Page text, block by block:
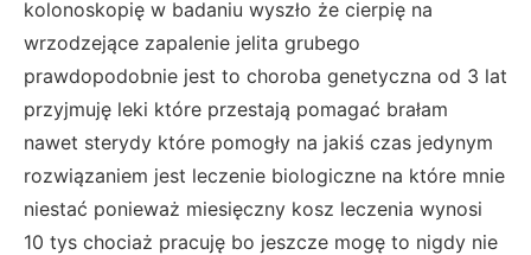
kolonoskopię w badaniu wyszło że cierpię na
wrzodzejące zapalenie jelita grubego
prawdopodobnie jest to choroba genetyczna od 3 lat
przyjmuję leki które przestają pomagać brałam
nawet sterydy które pomogły na jakiś czas jedynym
rozwiązaniem jest leczenie biologiczne na które mnie
niestać ponieważ miesięczny kosz leczenia wynosi
10 tys chociaż pracuję bo jeszcze mogę to nigdy nie